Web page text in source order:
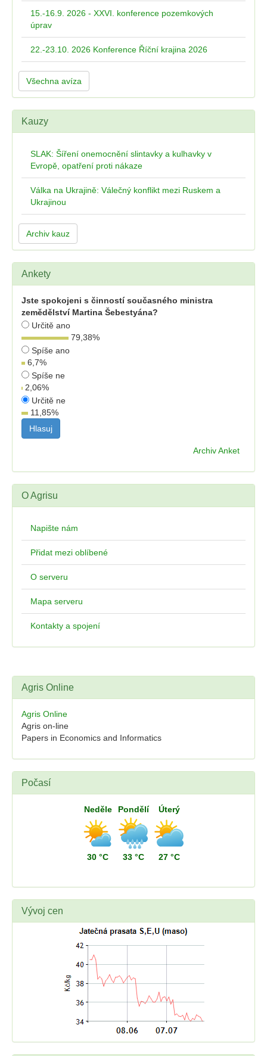
15.-16.9. 2026 - XXVI. konference pozemkových
úprav
22.-23.10. 2026 Konference Říční krajina 2026
Všechna avíza
Kauzy
SLAK: Šíření onemocnění slintavky a kulhavky v
Evropě, opatření proti nákaze
Válka na Ukrajině: Válečný konflikt mezi Ruskem a
Ukrajinou
Archiv kauz
Ankety
Jste spokojeni s činností současného ministra
zemědělství Martina Šebestyána?
Určitě ano
79,38%
Spíše ano
6,7%
Spíše ne
2,06%
Určitě ne
11,85%
Archiv Anket
O Agrisu
Napište nám
Přidat mezi oblíbené
O serveru
Mapa serveru
Kontakty a spojení
Agris Online
Agris Online
Agris on-line
Papers in Economics and Informatics
Počasí
Neděle
30 °C
Pondělí
33 °C
Úterý
27 °C
Vývoj cen